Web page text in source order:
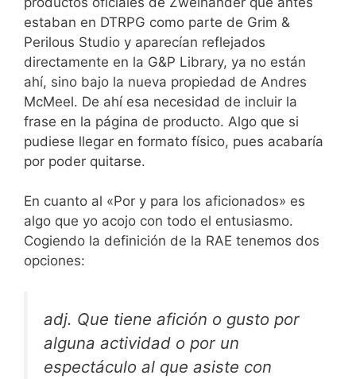
estaban en DTRPG como parte de Grim &
Perilous Studio y aparecían reflejados
directamente en la G&P Library, ya no están
ahí, sino bajo la nueva propiedad de Andres
McMeel. De ahí esa necesidad de incluir la
frase en la página de producto. Algo que si
pudiese llegar en formato físico, pues acabaría
por poder quitarse.
En cuanto al «Por y para los aficionados» es
algo que yo acojo con todo el entusiasmo.
Cogiendo la definición de la RAE tenemos dos
opciones:
adj. Que tiene afición o gusto por
alguna actividad o por un
espectáculo al que asiste con